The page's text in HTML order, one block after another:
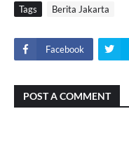
Tags Berita Jakarta
Facebook
POST A COMMENT